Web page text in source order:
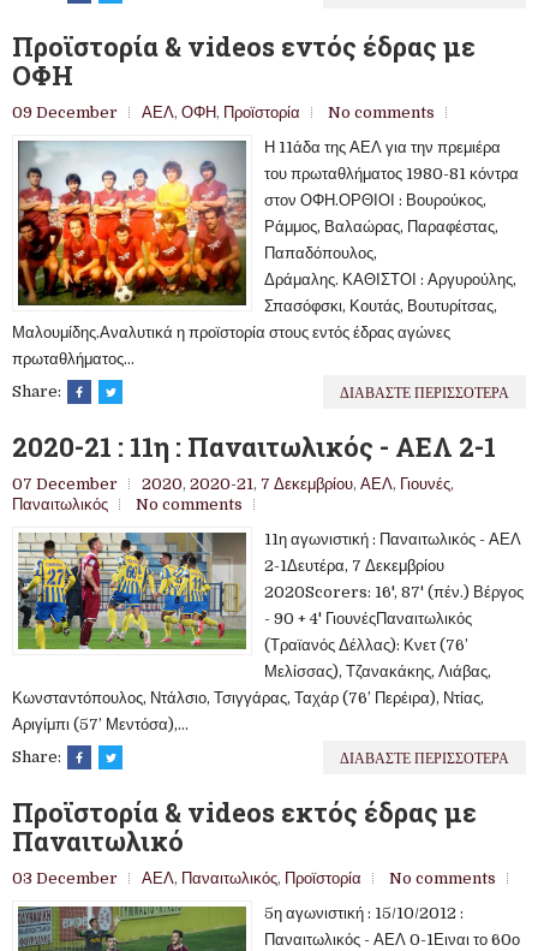
Προϊστορία & videos εντός έδρας με
ΟΦΗ
09 December ΑΕΛ, ΟΦΗ, Προϊστορία
No comments
Η 11άδα της ΑΕΛ για την πρεμιέρα
του πρωταθλήματος 1980-81 κόντρα
στον ΟΦΗ.ΟΡΘΙΟΙ : Βουρούκος,
Ράμμος, Βαλαώρας, Παραφέστας,
Παπαδόπουλος,
Δράμαλης. ΚΑΘΙΣΤΟΙ : Αργυρούλης,
Σπασόφσκι, Κουτάς, Βουτυρίτσας,
Μαλουμίδης.Αναλυτικά η προϊστορία στους εντός έδρας αγώνες
πρωταθλήματος...
Share:
ΔΙΑΒΑΣΤΕ ΠΕΡΙΣΣΟΤΕΡΑ
2020-21 : 11η : Παναιτωλικός - ΑΕΛ 2-1
07 December 2020, 2020-21, 7 Δεκεμβρίου, ΑΕΛ, Γιουνές,
Παναιτωλικός
No comments
11η αγωνιστική : Παναιτωλικός - ΑΕΛ
2-1Δευτέρα, 7 Δεκεμβρίου
2020Scorers: 16', 87' (πέν.) Βέργος
- 90 + 4' ΓιουνέςΠαναιτωλικός
(Τραϊανός Δέλλας): Κνετ (76’
Μελίσσας), Τζανακάκης, Λιάβας,
Κωνσταντόπουλος, Ντάλσιο, Τσιγγάρας, Ταχάρ (76’ Περέιρα), Ντίας,
Αριγίμπι (57’ Μεντόσα),...
Share:
ΔΙΑΒΑΣΤΕ ΠΕΡΙΣΣΟΤΕΡΑ
Προϊστορία & videos εκτός έδρας με
Παναιτωλικό
03 December ΑΕΛ, Παναιτωλικός, Προϊστορία
No comments
5η αγωνιστική : 15/10/2012 :
Παναιτωλικός - ΑΕΛ 0-1Ειναι το 60ο